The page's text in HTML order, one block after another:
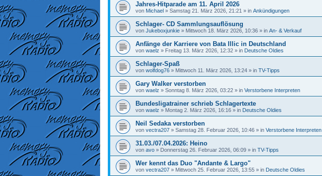
Jahres-Hitparade am 11. April 2026
von Michael » Samstag 21. März 2026, 21:21 » in Ankündigungen
Schlager- CD Sammlungsauflösung
von Jukeboxjunkie » Mittwoch 18. März 2026, 10:36 » in An- & Verkauf
Anfänge der Karriere von Bata Illic in Deutschland
von waelz » Freitag 13. März 2026, 12:32 » in Deutsche Oldies
Schlager-Spaß
von wolfdog76 » Mittwoch 11. März 2026, 13:24 » in TV-Tipps
Gary Walker verstorben
von waelz » Sonntag 8. März 2026, 03:22 » in Verstorbene Interpreten
Bundesligatrainer schrieb Schlagertexte
von waelz » Montag 2. März 2026, 16:16 » in Deutsche Oldies
Neil Sedaka verstorben
von vectra207 » Samstag 28. Februar 2026, 10:46 » in Verstorbene Interpreten
31.03./07.04.2026: Heino
von avo » Donnerstag 26. Februar 2026, 06:09 » in TV-Tipps
Wer kennt das Duo "Andante & Largo"
von vectra207 » Mittwoch 25. Februar 2026, 13:55 » in Deutsche Oldies